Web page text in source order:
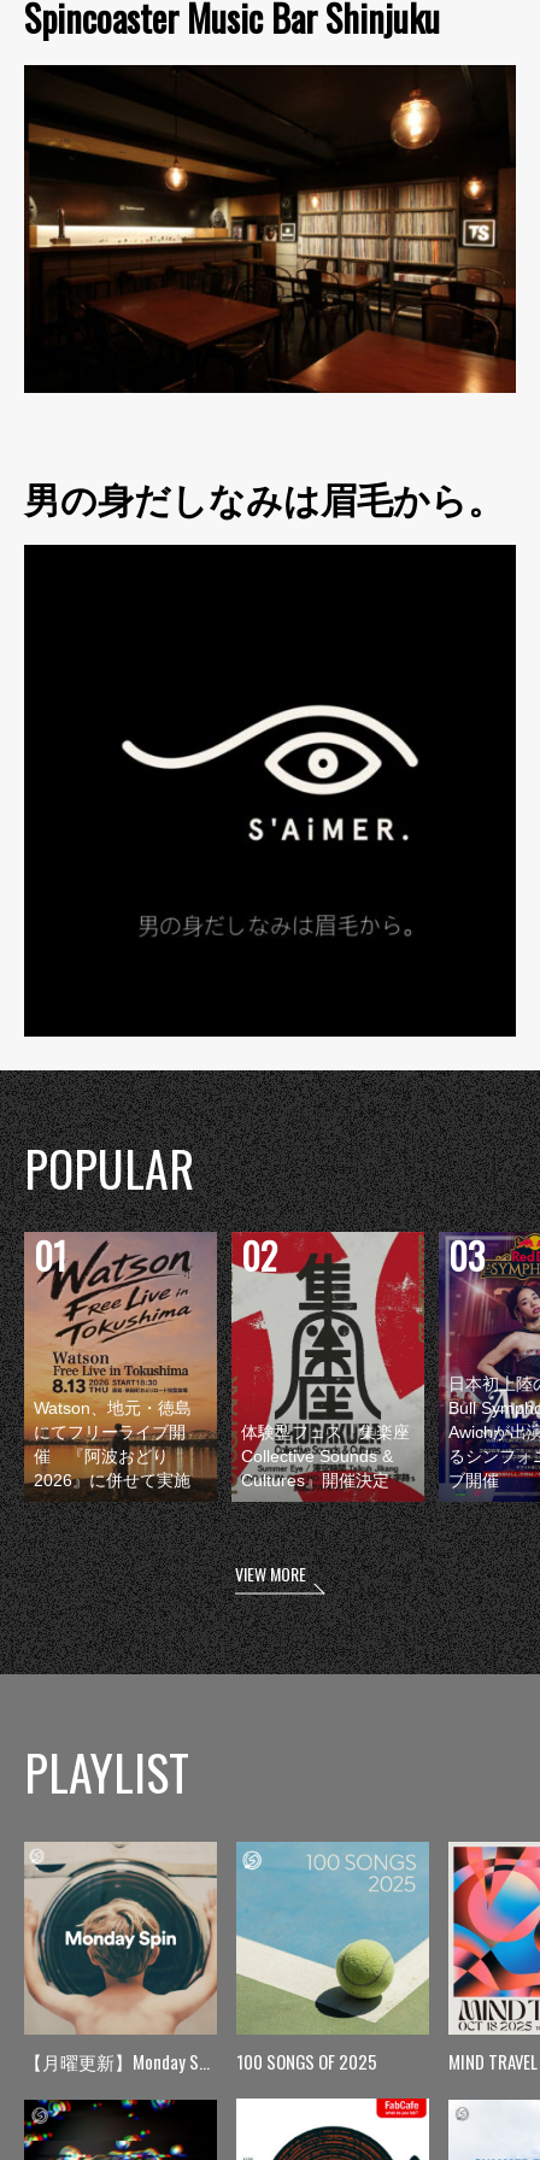
Spincoaster Music Bar Shinjuku
男の身だしなみは眉毛から。
POPULAR
Watson、地元・徳島
にてフリーライブ開
催 『阿波おどり
2026』に併せて実施
体験型フェス『集楽座
Collective Sounds &
Cultures』開催決定
日本初上陸
Bull
Awichが出
るシンフォ
ブ開催
VIEW MORE
PLAYLIST
【月曜更新】Monday Spin 100 SONGS OF 2025 MIND TRAVEL